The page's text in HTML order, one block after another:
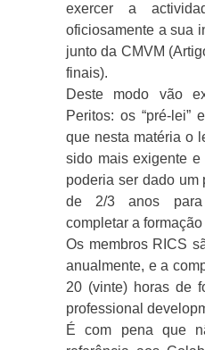
exercer a
oficiosamente a sua
junto da CMVM
finais).
Deste modo vão
Peritos: os “pré-lei”
que nesta matéria o
sido mais exigente
poderia ser dado um
de 2/3 anos
completar a
Os membros RICS
anualmente, e a
20 (vinte) horas de
professional
É com pena que